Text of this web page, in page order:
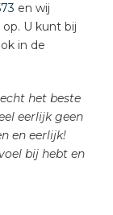
en wij
U kunt bij
in de
het beste
eerlijk geen
en eerlijk!
bij hebt en